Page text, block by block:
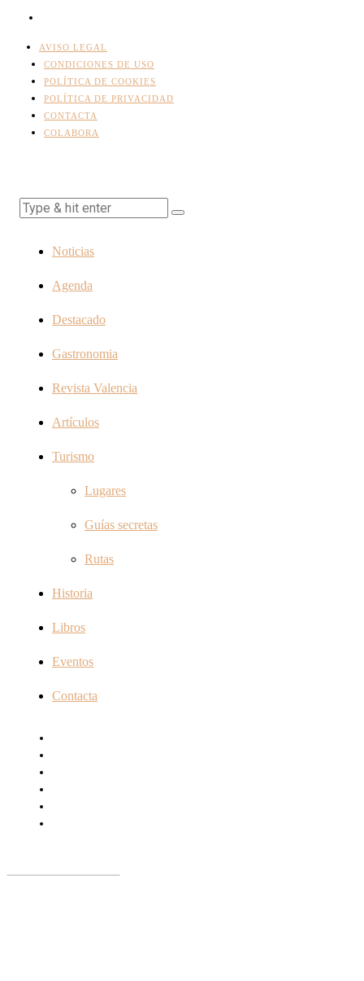
AVISO LEGAL
CONDICIONES DE USO
POLÍTICA DE COOKIES
POLÍTICA DE PRIVACIDAD
CONTACTA
COLABORA
Noticias
Agenda
Destacado
Gastronomia
Revista Valencia
Artículos
Turismo
Lugares
Guías secretas
Rutas
Historia
Libros
Eventos
Contacta